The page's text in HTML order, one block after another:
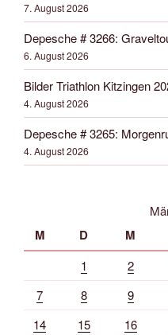
7. August 2026
Depesche # 3266:
6. August 2026
Bilder Triathlon Kitzingen
4. August 2026
Depesche # 3265:
4. August 2026
M D M
1 2
7
8 9
14
15 16